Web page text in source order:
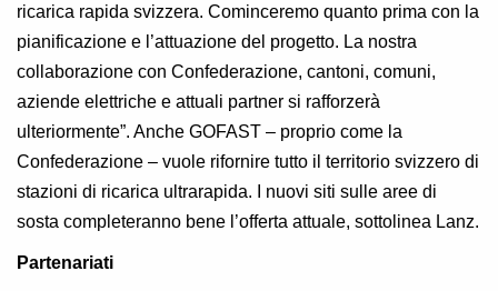
ricarica rapida svizzera. Cominceremo quanto prima con la
pianificazione e l’attuazione del progetto. La nostra
collaborazione con Confederazione, cantoni, comuni,
aziende elettriche e attuali partner si rafforzerà
ulteriormente”. Anche GOFAST – proprio come la
Confederazione – vuole rifornire tutto il territorio svizzero di
stazioni di ricarica ultrarapida. I nuovi siti sulle aree di
sosta completeranno bene l’offerta attuale, sottolinea Lanz.
Partenariati